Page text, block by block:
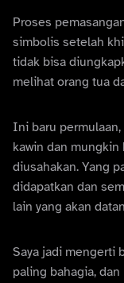
Proses
simbolis setelah
tidak bisa
melihat orang tua
Ini baru permulaan,
kawin dan mungkin
diusahakan. Yang
didapatkan dan
lain yang akan
Saya jadi mengerti
paling bahagia,